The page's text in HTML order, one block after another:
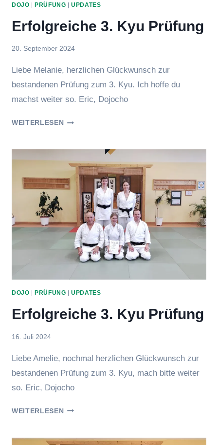
DOJO PRÜFUNG |UPDATES
Erfolgreiche 3. Kyu Prüfung
Von
20. September 2024
Liebe Melanie, herzlichen Glückwunsch zur
bestandenen Prüfung zum 3. Kyu. Ich hoffe du
machst weiter so. Eric, Dojocho
WEITERLESENERFOLGREICHE
DOJO PRÜFUNG |UPDATES
Erfolgreiche 3. Kyu Prüfung
Von
16. Juli 2024
Liebe Amelie, nochmal herzlichen Glückwunsch zur
bestandenen Prüfung zum 3. Kyu, mach bitte weiter
so. Eric, Dojocho
WEITERLESENERFOLGREICHE